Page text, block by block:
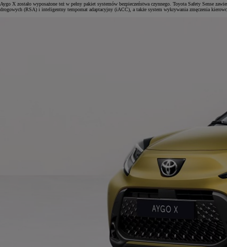
Aygo X zostało wyposażone też w pełny pakiet systemów bezpieczeństwa czynnego. Toyota Safety Sense
drogowych (RSA) i inteligentny tempomat adaptacyjny (iACC), a także system wykrywania zmęczenia